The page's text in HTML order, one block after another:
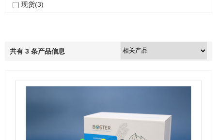
现货(3)
共有 3 条产品信息